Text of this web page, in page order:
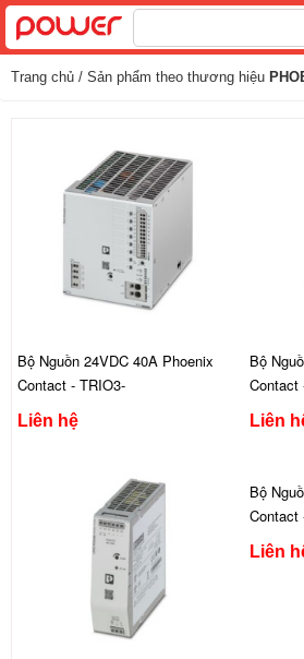
Tìm
kiếm
Trang chủ / Sản phẩm theo thương hiệu
Bộ Nguồn 24VDC 40A Phoenix
Contact - TRIO3-
PS/3AC/24DC/40/8C/IOL
Liên hệ
Bộ
Contact
PS/
Liên
Bộ
Contact
PS/
Liên